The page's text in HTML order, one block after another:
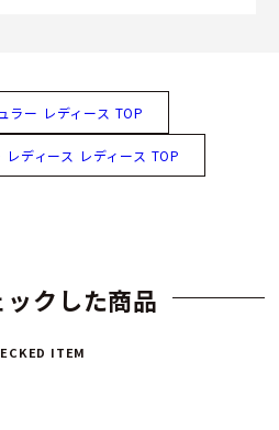
ラー レディース TOP
ディース レディース TOP
クした商品
ITEM